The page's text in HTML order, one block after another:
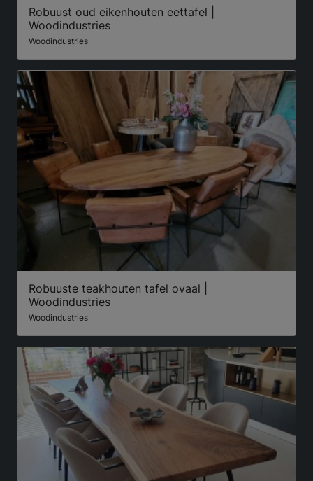
Robuust oud eikenhouten eettafel |
Woodindustries
Woodindustries
Robuuste teakhouten tafel ovaal |
Woodindustries
Woodindustries